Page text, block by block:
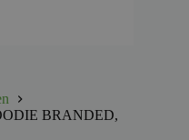
BRANDED,